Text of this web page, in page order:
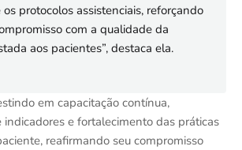
protocolos assistenciais, reforçando
com a qualidade da
aos pacientes”, destaca ela.
em capacitação contínua,
e fortalecimento das práticas
reafirmando seu compromisso